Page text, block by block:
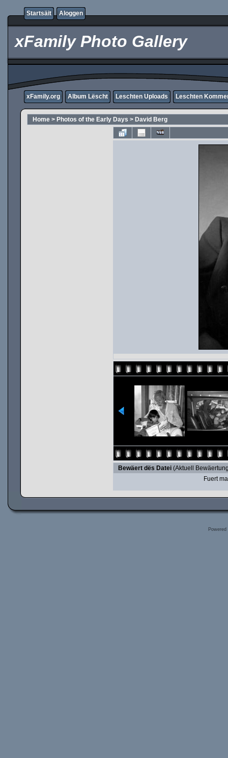
Startsäit Aloggen
xFamily Photo Gallery
xFamily.org Album Lëscht Leschten Uploads Leschten
Home > Photos of the Early Days > David Berg
Bewäert dës Datei(Aktuell
Fuert